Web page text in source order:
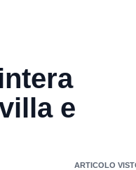
e
ARTICOLO